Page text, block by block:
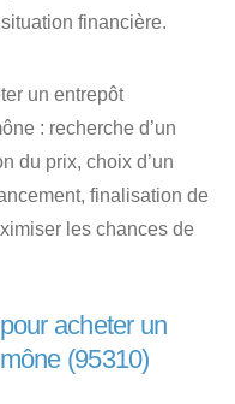
financière.
un entrepôt
: recherche d’un
du prix, choix d’un
finalisation de
les chances de
acheter un
(95310)